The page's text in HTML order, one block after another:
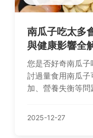
南瓜子吃太多
與健康影響全
您是否好奇南瓜
討過量食用南瓜
加、營養失衡等
2025-12-27